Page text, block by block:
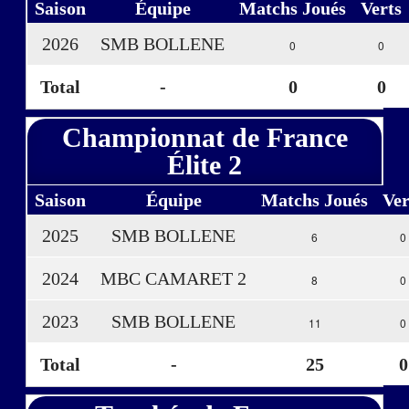
Saison Équipe Matchs Joués
Verts
2026
SMB BOLLENE 0 0
Total - 0 0
Championnat de France
Élite 2
Saison Équipe Matchs Joués
2025
SMB BOLLENE 6 0
2024 MBC CAMARET 2 8 0
2023 SMB BOLLENE 11 0
Total - 25 0